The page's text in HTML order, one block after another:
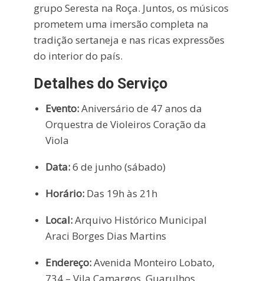
grupo Seresta na Roça. Juntos, os músicos
prometem uma imersão completa na
tradição sertaneja e nas ricas expressões
do interior do país.
Detalhes do Serviço
Evento:Aniversário de 47 anos da
Orquestra de Violeiros Coração da
Viola
Data:6 de junho (sábado)
Horário:Das 19h às 21h
Local:Arquivo Histórico Municipal
Araci Borges Dias Martins
Endereço:Avenida Monteiro Lobato,
734 – Vila Camargos, Guarulhos